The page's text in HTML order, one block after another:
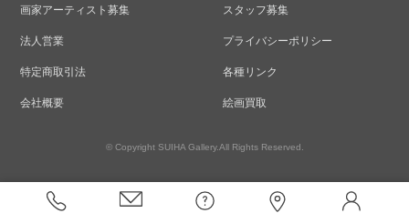
画家アーティスト募集 スタッフ募集
法人営業 プライバシーポリシー
特定商取引法 各種リンク
会社概要 絵画買取
© Copyright SUIHA Gallery.All Rights Reserved.